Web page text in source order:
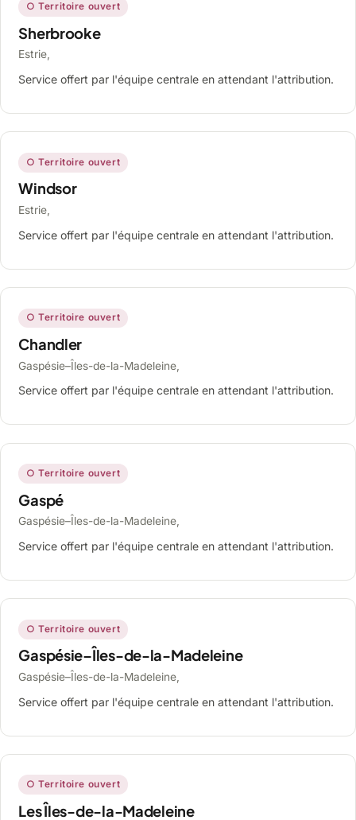
○ Territoire ouvert
Sherbrooke
Estrie,
Service offert par l'équipe centrale en attendant l'attribution.
○ Territoire ouvert
Windsor
Estrie,
Service offert par l'équipe centrale en attendant l'attribution.
○ Territoire ouvert
Chandler
Gaspésie–Îles-de-la-Madeleine,
Service offert par l'équipe centrale en attendant l'attribution.
○ Territoire ouvert
Gaspé
Gaspésie–Îles-de-la-Madeleine,
Service offert par l'équipe centrale en attendant l'attribution.
○ Territoire ouvert
Gaspésie–Îles-de-la-Madeleine
Gaspésie–Îles-de-la-Madeleine,
Service offert par l'équipe centrale en attendant l'attribution.
○ Territoire ouvert
Les Îles-de-la-Madeleine